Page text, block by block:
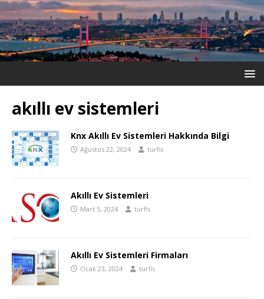
akıllı ev sistemleri
Knx Akıllı Ev Sistemleri Hakkında Bilgi
Ağustos 22, 2024 turfis
Akıllı Ev Sistemleri
Mart 5, 2024 turfis
Akıllı Ev Sistemleri Firmaları
Ocak 23, 2024 turfis